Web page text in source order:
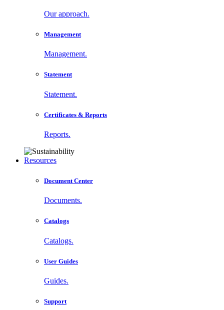
Our approach.
Management
Management.
Statement
Statement.
Certificates & Reports
Reports.
Resources
Document Center
Documents.
Catalogs
Catalogs.
User Guides
Guides.
Support